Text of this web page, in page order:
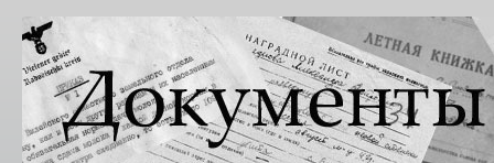
Документы
XX века
Всемирная
история в
Интернете